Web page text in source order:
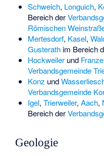
Schweich, Longuich,
Bereich der
Römischen
Mertesdorf, Kasel,
Gusterathim Bereich
Hockweilerund
Verbandsgemeinde
Konz und
Verbandsgemeinde
Igel, Trierweiler, Aach,
Bereich der
Geologie